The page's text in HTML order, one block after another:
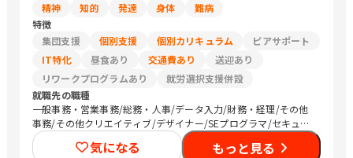
精神
知的 発達 身体
難病
特徴
集団支援
個別支援 個別カリキュラム
ピアサポート
IT特化
昼食あり 交通費あり
送迎あり
リワークプログラムあり
就労選択支援併設
就職先の職種
一般事務・営業事務/総務・人事/データ入力/財務・経理/その他
事務/その他クリエイティブ/デザイナー/SEプログラマ/セキュリ
ティエンジニア/介護職員・ヘルパー
気になる もっと見る